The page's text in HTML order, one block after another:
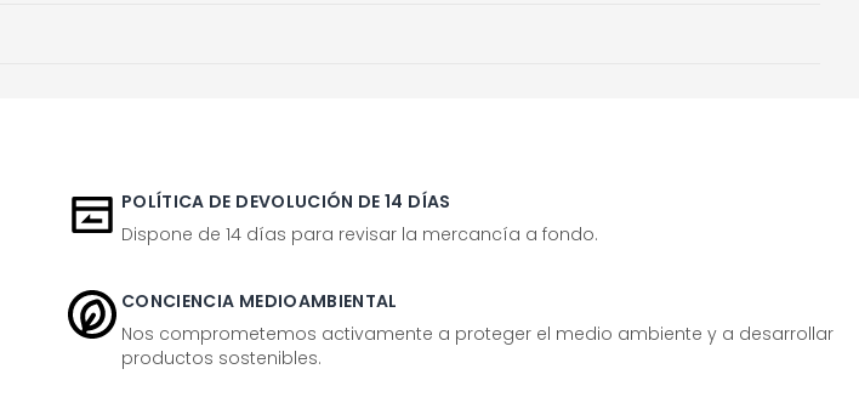
POLÍTICA DE DEVOLUCIÓN DE 14 DÍAS
Dispone de 14 días para revisar la mercancía a fondo.
CONCIENCIA MEDIOAMBIENTAL
Nos comprometemos activamente a proteger el medio ambiente y a desarrollar
productos sostenibles.